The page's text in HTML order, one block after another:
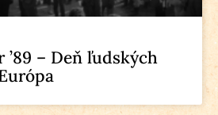
’89 – Deň ľudských